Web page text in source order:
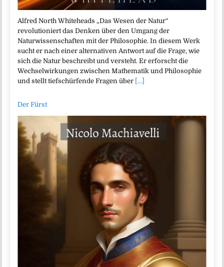
Alfred North Whiteheads „Das Wesen der Natur“
revolutioniert das Denken über den Umgang der
Naturwissenschaften mit der Philosophie. In diesem Werk
sucht er nach einer alternativen Antwort auf die Frage, wie
sich die Natur beschreibt und versteht. Er erforscht die
Wechselwirkungen zwischen Mathematik und Philosophie
und stellt tiefschürfende Fragen über [...]
Der Fürst